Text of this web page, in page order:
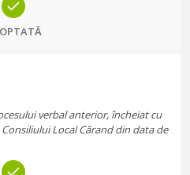
verbal anterior, încheiat cu
Local Cărand din data de